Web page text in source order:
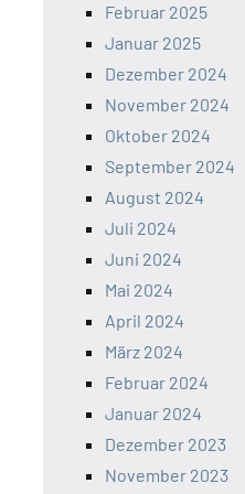
Februar 2025
Januar 2025
Dezember 2024
November 2024
Oktober 2024
September 2024
August 2024
Juli 2024
Juni 2024
Mai 2024
April 2024
März 2024
Februar 2024
Januar 2024
Dezember 2023
November 2023